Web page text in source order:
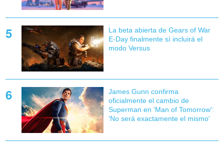
La beta abierta de Gears of War
E-Day finalmente sí incluirá el
modo Versus
James Gunn confirma
oficialmente el cambio de
Superman en 'Man of Tomorrow':
'No será exactamente el mismo'